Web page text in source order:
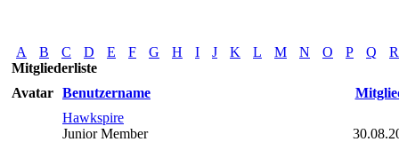
A B C D E F G H I J K L M N O P Q
R
Mitgliederliste
Avatar Benutzername
Hawkspire
Junior Member